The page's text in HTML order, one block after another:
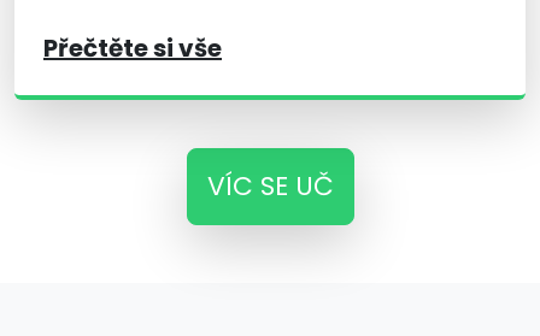
Přečtěte si vše
VÍC SE UČ